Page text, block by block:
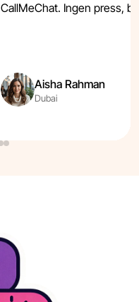
CallMeChat. Ingen press,
Aisha Rahman
Dubai